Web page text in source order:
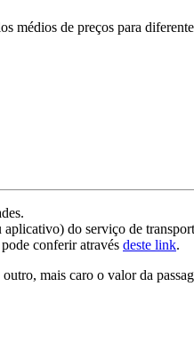
médios de preços para
do serviço de
conferir através deste link.
mais caro o valor da